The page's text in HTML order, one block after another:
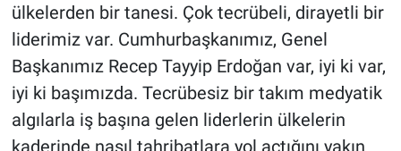
ülkelerden bir tanesi. Çok tecrübeli, dirayetli bir
liderimiz var. Cumhurbaşkanımız, Genel
Başkanımız Recep Tayyip Erdoğan var, iyi ki var,
iyi ki başımızda. Tecrübesiz bir takım medyatik
algılarla iş başına gelen liderlerin ülkelerin
kaderinde nasıl tahribatlara yol açtığını yakın